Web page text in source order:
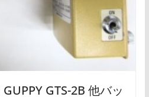
GTS-2B 他バッ